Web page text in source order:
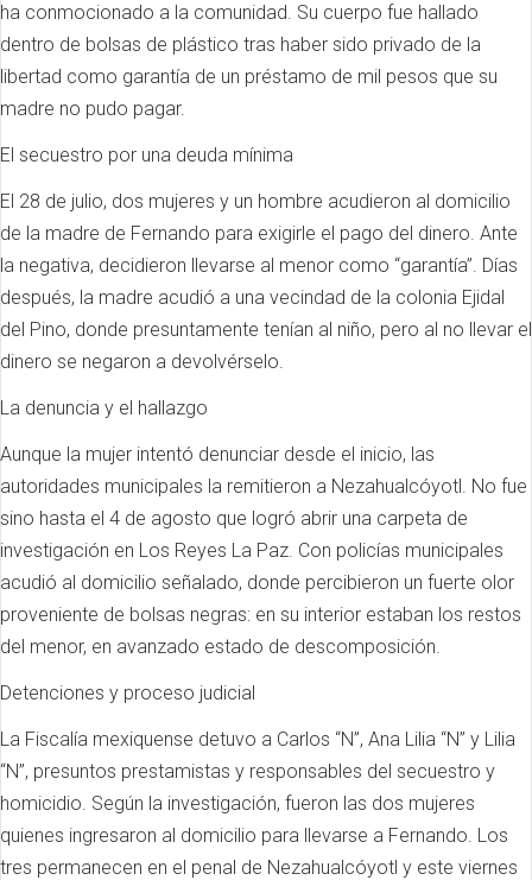
ha conmocionado a la comunidad. Su cuerpo fue hallado
dentro de bolsas de plástico tras haber sido privado de la
libertad como garantía de un préstamo de mil pesos que su
madre no pudo pagar.
El secuestro por una deuda mínima
El 28 de julio, dos mujeres y un hombre acudieron al domicilio
de la madre de Fernando para exigirle el pago del dinero. Ante
la negativa, decidieron llevarse al menor como “garantía”. Días
después, la madre acudió a una vecindad de la colonia Ejidal
del Pino, donde presuntamente tenían al niño, pero al no llevar el
dinero se negaron a devolvérselo.
La denuncia y el hallazgo
Aunque la mujer intentó denunciar desde el inicio, las
autoridades municipales la remitieron a Nezahualcóyotl. No fue
sino hasta el 4 de agosto que logró abrir una carpeta de
investigación en Los Reyes La Paz. Con policías municipales
acudió al domicilio señalado, donde percibieron un fuerte olor
proveniente de bolsas negras: en su interior estaban los restos
del menor, en avanzado estado de descomposición.
Detenciones y proceso judicial
La Fiscalía mexiquense detuvo a Carlos “N”, Ana Lilia “N” y Lilia
“N”, presuntos prestamistas y responsables del secuestro y
homicidio. Según la investigación, fueron las dos mujeres
quienes ingresaron al domicilio para llevarse a Fernando. Los
tres permanecen en el penal de Nezahualcóyotl y este viernes